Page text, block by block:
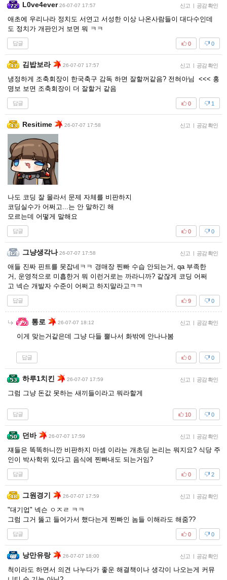
L0ve4ever 26-07-07 17:57 신고 | 공감 확인
애초에 우리나라 정치도 서연고 서성한 이상 나온사람들이 대다수인데
도 정치가 개판인거 보면 뭐 ㅋㅋ
답글 0
0
김밥보라 26-07-07 17:57 신고 | 공감 확인
냉정하게 조축회장이 한국축구 감독 하면 잘할꺼같음? 전혀아님 <<< 홍
명보 보면 조축회장이 더 잘할거 같음
답글 1
0
Resitime 26-07-07 17:58 신고 | 공감 확인
나도 코딩 잘 몰라서 문제 자체를 비판하지
코딩실수가 어쩌고...는 안 말하긴 해
모르는데 어떻게 말해요
답글 0
0
그냥생각나 26-07-07 17:58 신고 | 공감 확인
애들 진짜 핀트를 못잡네ㅋㅋ 경매장 찐빠 수습 안되는거, qa 부족한
거, 운영적으로 미흡한거 뭐 이런거로는 까라니까? 같잖게 코딩 어쩌
고 넥슨 개발자 수준이 어쩌고 하지말라고ㅋㅋ
답글 0
9
통로 26-07-07 18:12 신고 | 공감 확인
이게 맞는거같은데 그냥 다들 뿔나서 화밖에 안나나봄
답글 0
0
하루1치킨 26-07-07 17:59 신고 | 공감 확인
그럼 그냥 돈값 못하는 새끼들이라고 뭐라할게
답글 0
10
던바 26-07-07 17:59 신고 | 공감 확인
쟤들은 똑똑하니깐 비판하지 마셈 이라는 개초딩 논리는 뭐지요? 식당 주
인이 박사학위 있다고 음식에 찐빠내도 되는거임?
답글 2
0
그원경기 26-07-07 17:59 신고 | 공감 확인
"대기업" 넥슨 ㅇㅈㄹ ㅋㅋ
그럼 그거 뚫고 들어가서 했다는게 찐빠인 놈들 이해라도 해줌??
답글 0
0
낭만유랑 26-07-07 18:00 신고 | 공감 확인
척이라도 하면서 의견 나누다가 좋운 해결책이나 생각이 나오는게 커뮤